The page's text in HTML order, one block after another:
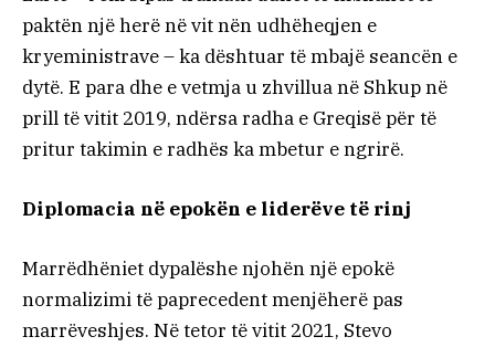
paktën një herë në vit nën udhëheqjen e
kryeministrave – ka dështuar të mbajë seancën e
dytë. E para dhe e vetmja u zhvillua në Shkup në
prill të vitit 2019, ndërsa radha e Greqisë për të
pritur takimin e radhës ka mbetur e ngrirë.
Diplomacia në epokën e liderëve të rinj
Marrëdhëniet dypalëshe njohën një epokë
normalizimi të paprecedent menjëherë pas
marrëveshjes. Në tetor të vitit 2021, Stevo